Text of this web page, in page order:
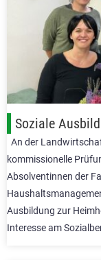
Soziale
An der
kommissionelle
Absolventinnen der
Ausbildung zur
Interesse am